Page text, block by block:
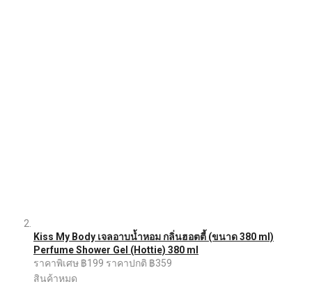
Kiss My Body เจลอาบน้ำหอม กลิ่นฮอตตี้ (ขนาด 380 ml)
Perfume Shower Gel (Hottie) 380 ml
ราคาพิเศษ ฿199 ราคาปกติ ฿359
สินค้าหมด